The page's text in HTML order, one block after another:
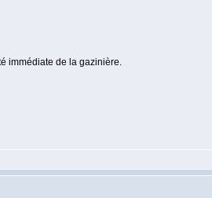
immédiate de la gazinière.